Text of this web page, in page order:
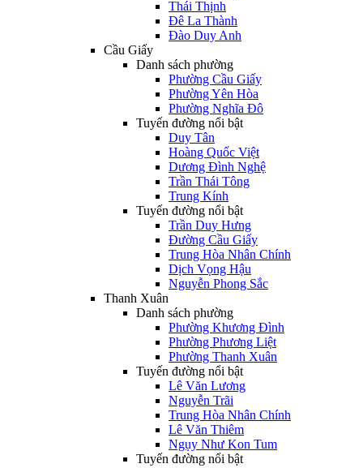
Thái Thịnh
Đê La Thành
Đào Duy Anh
Cầu Giấy
Danh sách phường
Phường Cầu Giấy
Phường Yên Hòa
Phường Nghĩa Đô
Tuyến đường nổi bật
Duy Tân
Hoàng Quốc Việt
Dương Đình Nghệ
Trần Thái Tông
Trung Kính
Tuyến đường nổi bật
Trần Duy Hưng
Đường Cầu Giấy
Trung Hòa Nhân Chính
Dịch Vọng Hậu
Nguyễn Phong Sắc
Thanh Xuân
Danh sách phường
Phường Khương Đình
Phường Phương Liệt
Phường Thanh Xuân
Tuyến đường nổi bật
Lê Văn Lương
Nguyễn Trãi
Trung Hòa Nhân Chính
Lê Văn Thiêm
Ngụy Như Kon Tum
Tuyến đường nổi bật